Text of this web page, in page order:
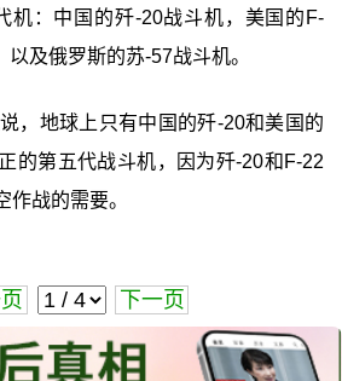
机：中国的歼-20战斗机，美国的F-
及俄罗斯的苏-57战斗机。
，地球上只有中国的歼-20和美国的
的第五代战斗机，因为歼-20和F-22
作战的需要。
下一页